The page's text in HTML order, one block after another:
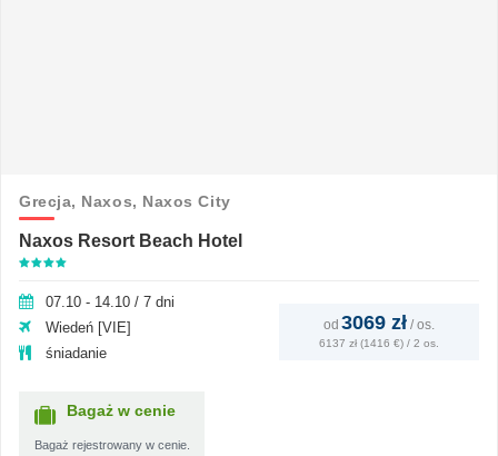
Grecja, Naxos, Naxos City
Naxos Resort Beach Hotel
07.10 - 14.10 / 7 dni
Wiedeń [VIE]
śniadanie
Bagaż w cenie
Bagaż rejestrowany w cenie.
od 3069 zł / os.
6137 zł (1416 €) / 2 os.